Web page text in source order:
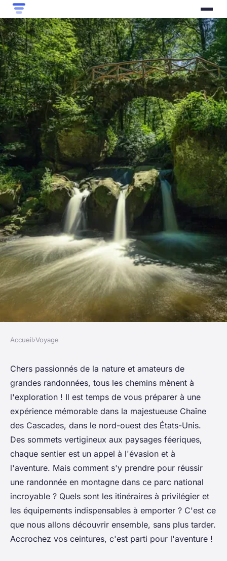
VOYAGE
Quels sont les conseils pour
une randonnée dans les
montagnes de la Chaîne des
Cascades, USA : équipements
et itinéraires ?
Accueil›Voyage
Chers passionnés de la nature et amateurs de
grandes randonnées, tous les chemins mènent à
l'exploration ! Il est temps de vous préparer à une
expérience mémorable dans la majestueuse Chaîne
des Cascades, dans le nord-ouest des États-Unis.
Des sommets vertigineux aux paysages féeriques,
chaque sentier est un appel à l'évasion et à
l'aventure. Mais comment s'y prendre pour réussir
une randonnée en montagne dans ce parc national
incroyable ? Quels sont les itinéraires à privilégier et
les équipements indispensables à emporter ? C'est ce
que nous allons découvrir ensemble, sans plus tarder.
Accrochez vos ceintures, c'est parti pour l'aventure !